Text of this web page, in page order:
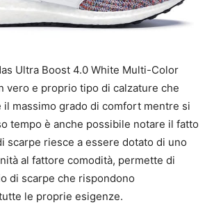
Ultra Boost 4.0 White Multi-Color
vero e proprio tipo di calzature che
massimo grado di comfort mentre si
tempo è anche possibile notare il fatto
scarpe riesce a essere dotato di uno
al fattore comodità, permette di
di scarpe che rispondono
le proprie esigenze.